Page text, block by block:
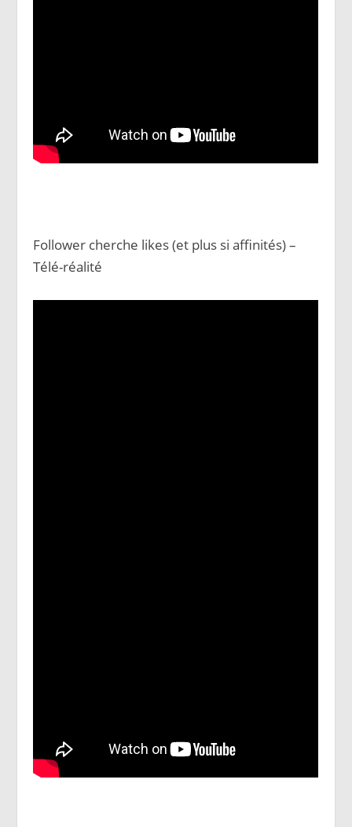
Follower cherche likes (et plus si affinités) –
Télé-réalité